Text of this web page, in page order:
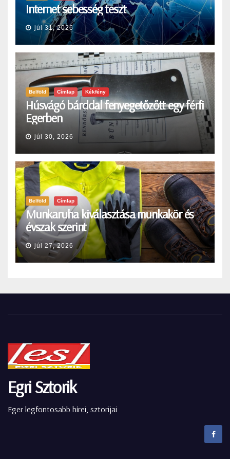
Internet sebesség teszt
júl 31, 2026
Belföld Címlap Kékfény
Húsvágó bárddal fenyegetőzőtt egy férfi
Egerben
júl 30, 2026
Belföld Címlap
Munkaruha kiválasztása munkakör és
évszak szerint
júl 27, 2026
Egri Sztorik
Eger legfontosabb hírei, sztorijai